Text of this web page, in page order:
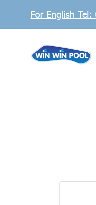
For English